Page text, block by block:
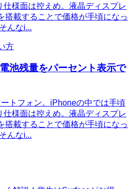
様面は控えめ。液晶ディスプレ
搭載することで価格が手頃になっ
んなi...
方
池残量をパーセント表示で
トフォン。iPhoneの中では手頃
様面は控えめ。液晶ディスプレ
搭載することで価格が手頃になっ
んなi...